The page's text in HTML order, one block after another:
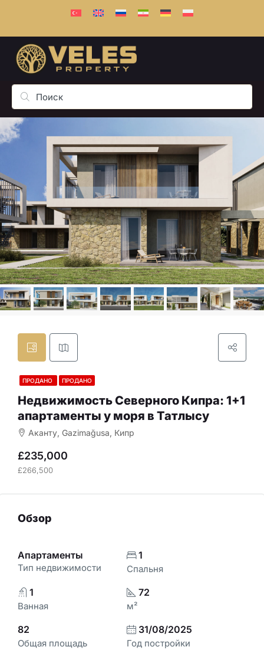
ПРОДАНО ПРОДАНО
Недвижимость Северного Кипра: 1+1
апартаменты у моря в Татлысу
Аканту, Gazimağusa, Кипр
£235,000
£266,500
Обзор
Апартаменты
Тип недвижимости
1
Спальня
1
Ванная
72
м²
82
Общая площадь
31/08/2025
Год постройки